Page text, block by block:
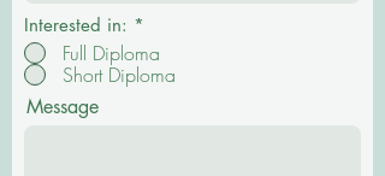
Interested in: *
Full Diploma
Short Diploma
Message